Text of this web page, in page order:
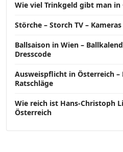
Wie viel Trinkgeld gibt man in
Störche – Storch TV – Kameras
Ballsaison in Wien –
Dresscode
Ausweispflicht in Österreich –
Ratschläge
Wie reich ist Hans-Christoph
Österreich